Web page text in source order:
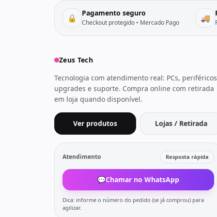
🔒 Pagamento seguro
Checkout protegido • Mercado Pago 🚚
Zeus Tech
Tecnologia com atendimento real: PCs,
upgrades e suporte. Compra online com retirada
em loja quando disponível.
Ver produtos Lojas / Retirada
Atendimento Resposta rápida
💬Chamar no WhatsApp
Dica: informe o número do pedido (se já comprou) para
agilizar.